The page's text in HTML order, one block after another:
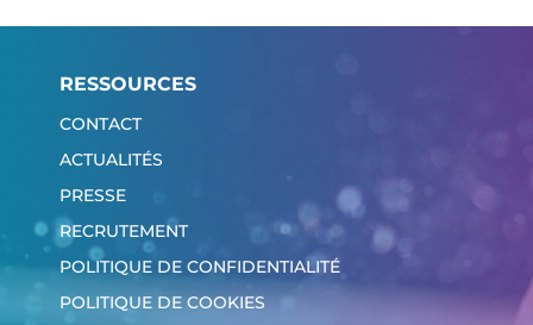
RESSOURCES
CONTACT
ACTUALITÉS
PRESSE
RECRUTEMENT
POLITIQUE DE CONFIDENTIALITÉ
POLITIQUE DE COOKIES